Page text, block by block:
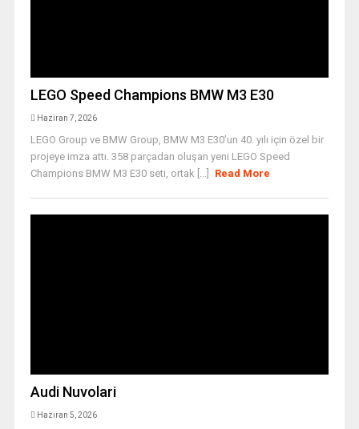
LEGO Speed Champions BMW M3 E30
Haziran 7, 2026
LEGO Group ve BMW Group, BMW M3 E30’un 40. yılı için özel bir
projeye imza attı. 358 parçadan oluşan yeni LEGO Speed
Champions BMW M3 E30 seti, ortak [...]
Read More
Audi Nuvolari
Haziran 5, 2026